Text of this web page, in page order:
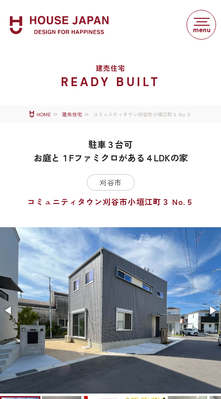
建売住宅
READY BUILT
HOME 建売住宅 コミュニティタウン刈谷市小垣江町３ No.５
駐車３台可
お庭と１Fファミクロがある４LDKの家
刈谷市
コミュニティタウン刈谷市小垣江町３ No.５